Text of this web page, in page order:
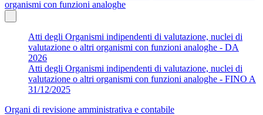
organismi con funzioni analoghe
Atti degli Organismi indipendenti di valutazione, nuclei di
valutazione o altri organismi con funzioni analoghe - DA
2026
Atti degli Organismi indipendenti di valutazione, nuclei di
valutazione o altri organismi con funzioni analoghe - FINO A
31/12/2025
Organi di revisione amministrativa e contabile